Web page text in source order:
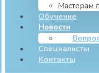
Мастерам
Обучение
Новости
Специалисты
Контакты